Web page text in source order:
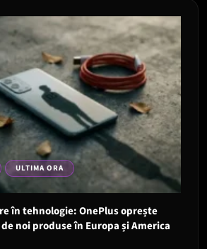
ULTIMA ORA
în tehnologie: OnePlus oprește
noi produse în Europa și America